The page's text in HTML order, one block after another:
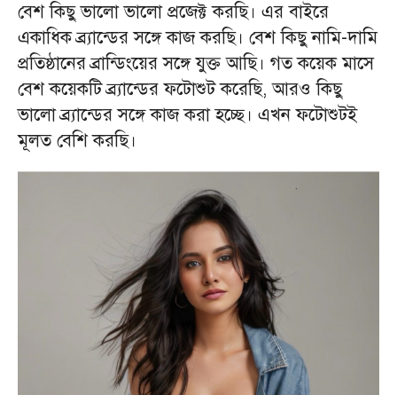
বেশ কিছু ভালো ভালো প্রজেক্ট করছি। এর বাইরে
একাধিক ব্র্যান্ডের সঙ্গে কাজ করছি। বেশ কিছু নামি-দামি
প্রতিষ্ঠানের ব্রান্ডিংয়ের সঙ্গে যুক্ত আছি। গত কয়েক মাসে
বেশ কয়েকটি ব্র্যান্ডের ফটোশুট করেছি, আরও কিছু
ভালো ব্র্যান্ডের সঙ্গে কাজ করা হচ্ছে। এখন ফটোশুটই
মূলত বেশি করছি।